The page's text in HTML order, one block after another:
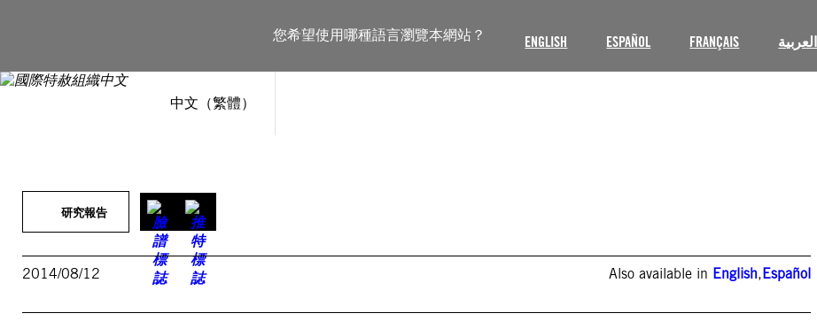
您希望使用哪種語言瀏覽本網站？ ENGLISH ESPAÑOL FRANÇAIS العربية
中文（繁體）
內
研究報告
2014/08/12 Also available in English,Español